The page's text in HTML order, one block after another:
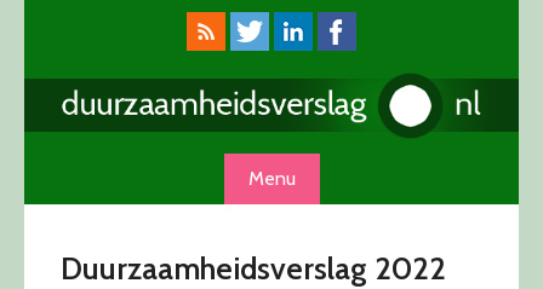
Menu
Duurzaamheidsverslag 2022